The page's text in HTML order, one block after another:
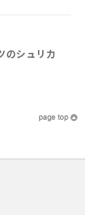
のシュリカ